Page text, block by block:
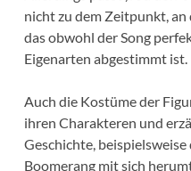
nicht zu dem Zeitpunkt,
das obwohl der Song
Eigenarten abgestimmt ist.
Auch die Kostüme der
ihren Charakteren und
Geschichte,
Boomerang mit sich